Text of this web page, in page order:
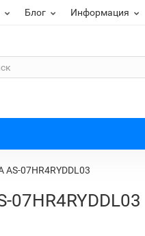
Блог Информация
AS-07HR4RYDDL03
07HR4RYDDL03